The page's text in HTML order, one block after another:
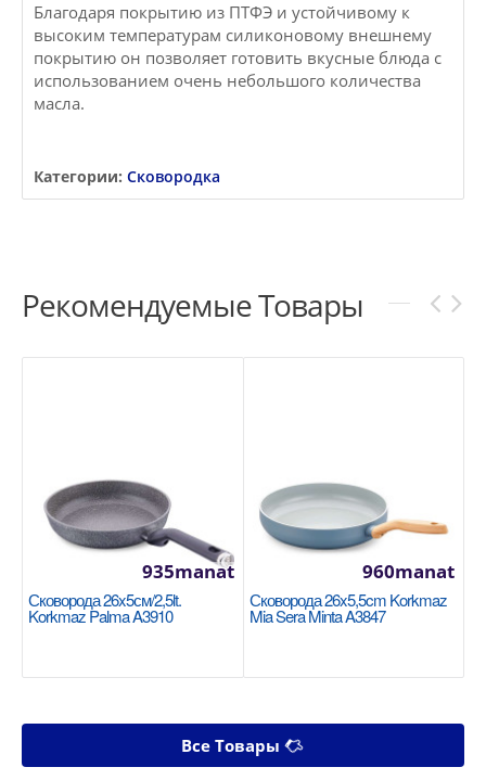
Благодаря покрытию из ПТФЭ и устойчивому к
высоким температурам силиконовому внешнему
покрытию он позволяет готовить вкусные блюда с
использованием очень небольшого количества
масла.
Категории: Сковородка
Рекомендуемые Товары
Сковорода 26x5см/2,5lt.
Korkmaz Palma A3910
935manat
Сковорода 26x5,5cm Korkmaz
Mia Sera Minta A3847
960manat
Все Товары